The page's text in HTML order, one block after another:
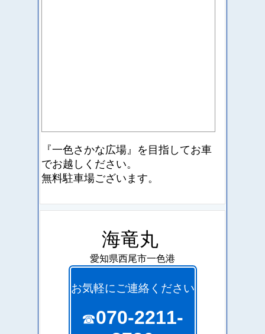
『一色さかな広場』を目指してお車
でお越しください。
無料駐車場ございます。
海竜丸
愛知県西尾市一色港
お気軽にご連絡ください
☎070-2211-